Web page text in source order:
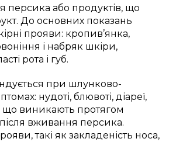
персика або продуктів, що
До основних показань
прояви: кропив’янка,
і набряк шкіри,
рота і губ.
при шлунково-
нудоті, блювоті, діареї,
що виникають протягом
вживання персика.
такі як закладеність носа,